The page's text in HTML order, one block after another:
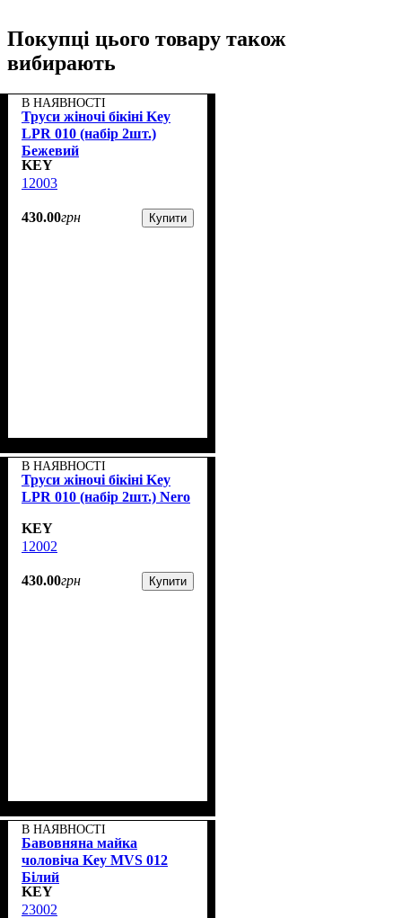
Покупці цього товару також
вибирають
В НАЯВНОСТІ
Труси жіночі бікіні Key
LPR 010 (набір 2шт.)
Бежевий
KEY
12003
430.00грн Купити
В НАЯВНОСТІ
Труси жіночі бікіні Key
LPR 010 (набір 2шт.) Nero
KEY
12002
430.00грн Купити
В НАЯВНОСТІ
Бавовняна майка
чоловіча Key MVS 012
Білий
KEY
23002